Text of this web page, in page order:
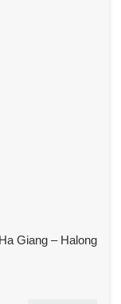
Giang – Halong